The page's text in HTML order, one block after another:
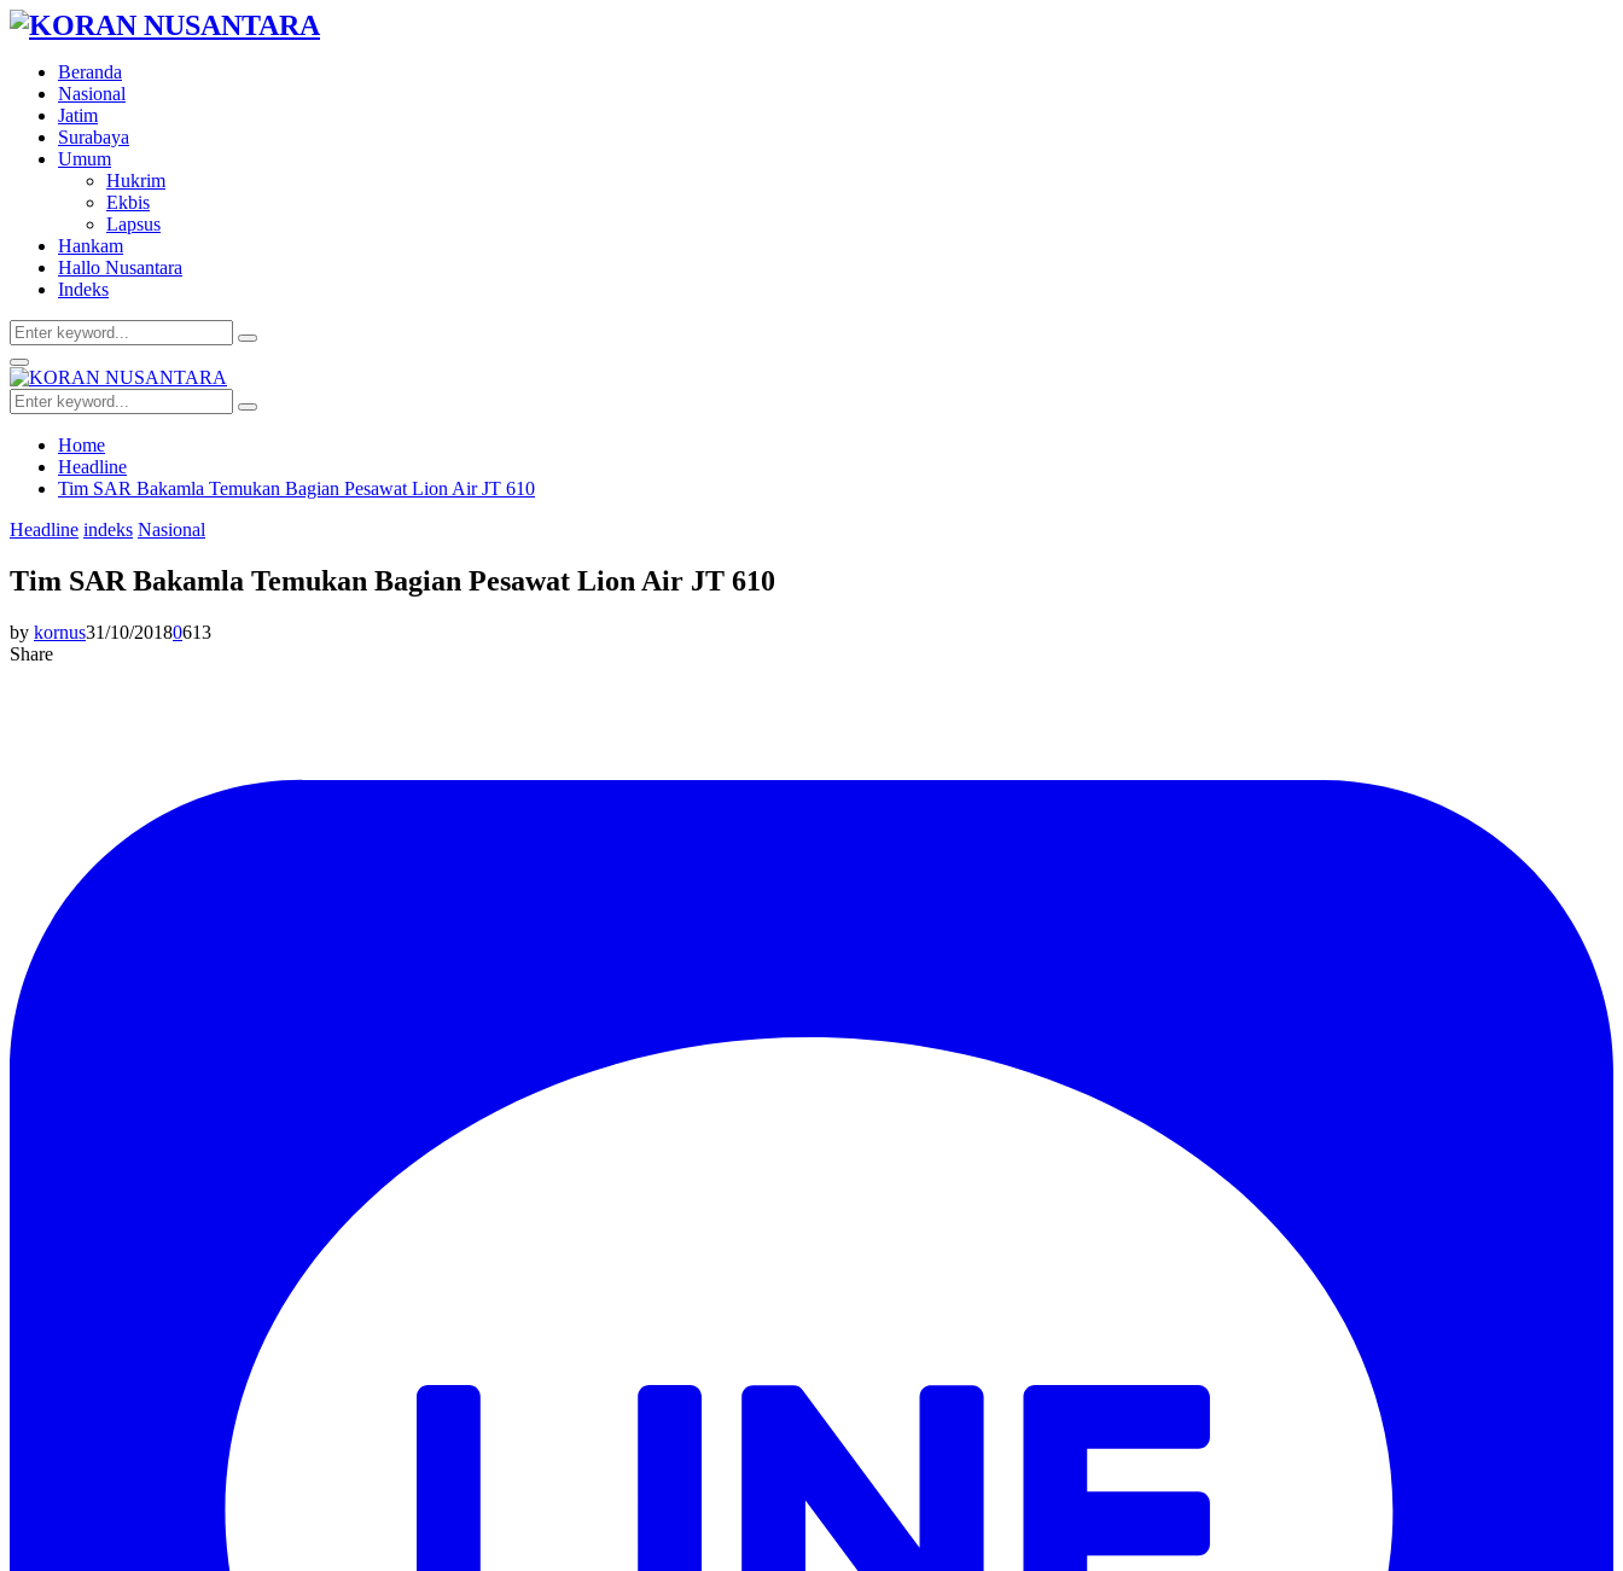
Beranda
Nasional
Jatim
Surabaya
Umum
Hukrim
Ekbis
Lapsus
Hankam
Hallo Nusantara
Indeks
Search
for:
Search
Facebook
Twitter
Youtube
Primary
Menu
Search
for:
Search
Home
Headline
Tim SAR Bakamla Temukan Bagian Pesawat Lion Air JT 610
Headline indeks Nasional
Tim SAR Bakamla Temukan Bagian Pesawat Lion Air JT 610
by kornus31/10/20180613
Share